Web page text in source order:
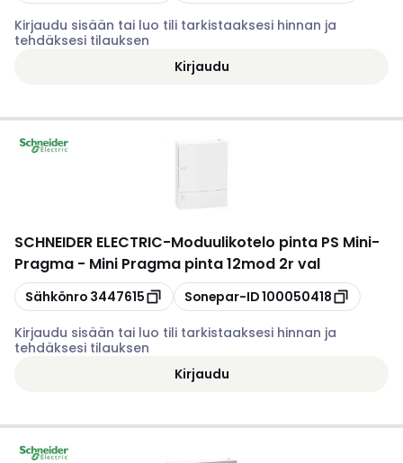
Kirjaudu sisään tai luo tili tarkistaaksesi hinnan ja
tehdäksesi tilauksen
Kirjaudu
SCHNEIDER ELECTRIC-Moduulikotelo pinta PS Mini-
Pragma - Mini Pragma pinta 12mod 2r val
Kopioi
Sähkönro 3447615 Kopioi
Sonepar-ID100050418
Kirjaudu sisään tai luo tili tarkistaaksesi hinnan ja
tehdäksesi tilauksen
Kirjaudu